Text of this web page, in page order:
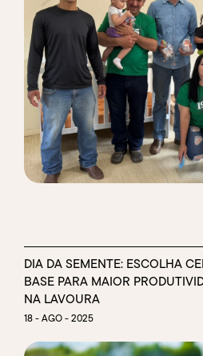
DIA DA SEMENTE: ESCOLHA
BASE PARA MAIOR
NA LAVOURA
18 - AGO - 2025